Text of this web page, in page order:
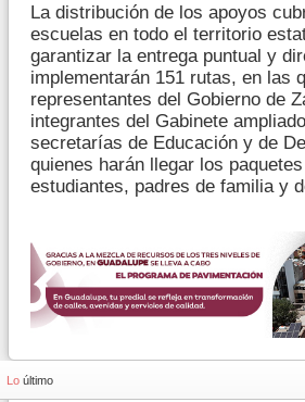
La distribución de los apoyos
escuelas en todo el territorio
garantizar la entrega puntual y
implementarán 151 rutas, en las
representantes del Gobierno de
integrantes del Gabinete
secretarías de Educación y de
quienes harán llegar los
estudiantes, padres de familia y
Lo último